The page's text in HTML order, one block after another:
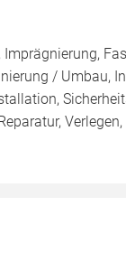
/ Umbau,